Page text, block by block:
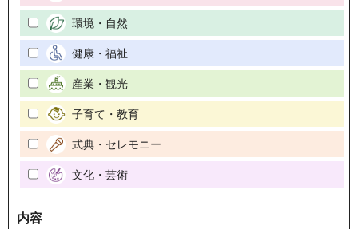
環境・自然
健康・福祉
産業・観光
子育て・教育
式典・セレモニー
文化・芸術
内容